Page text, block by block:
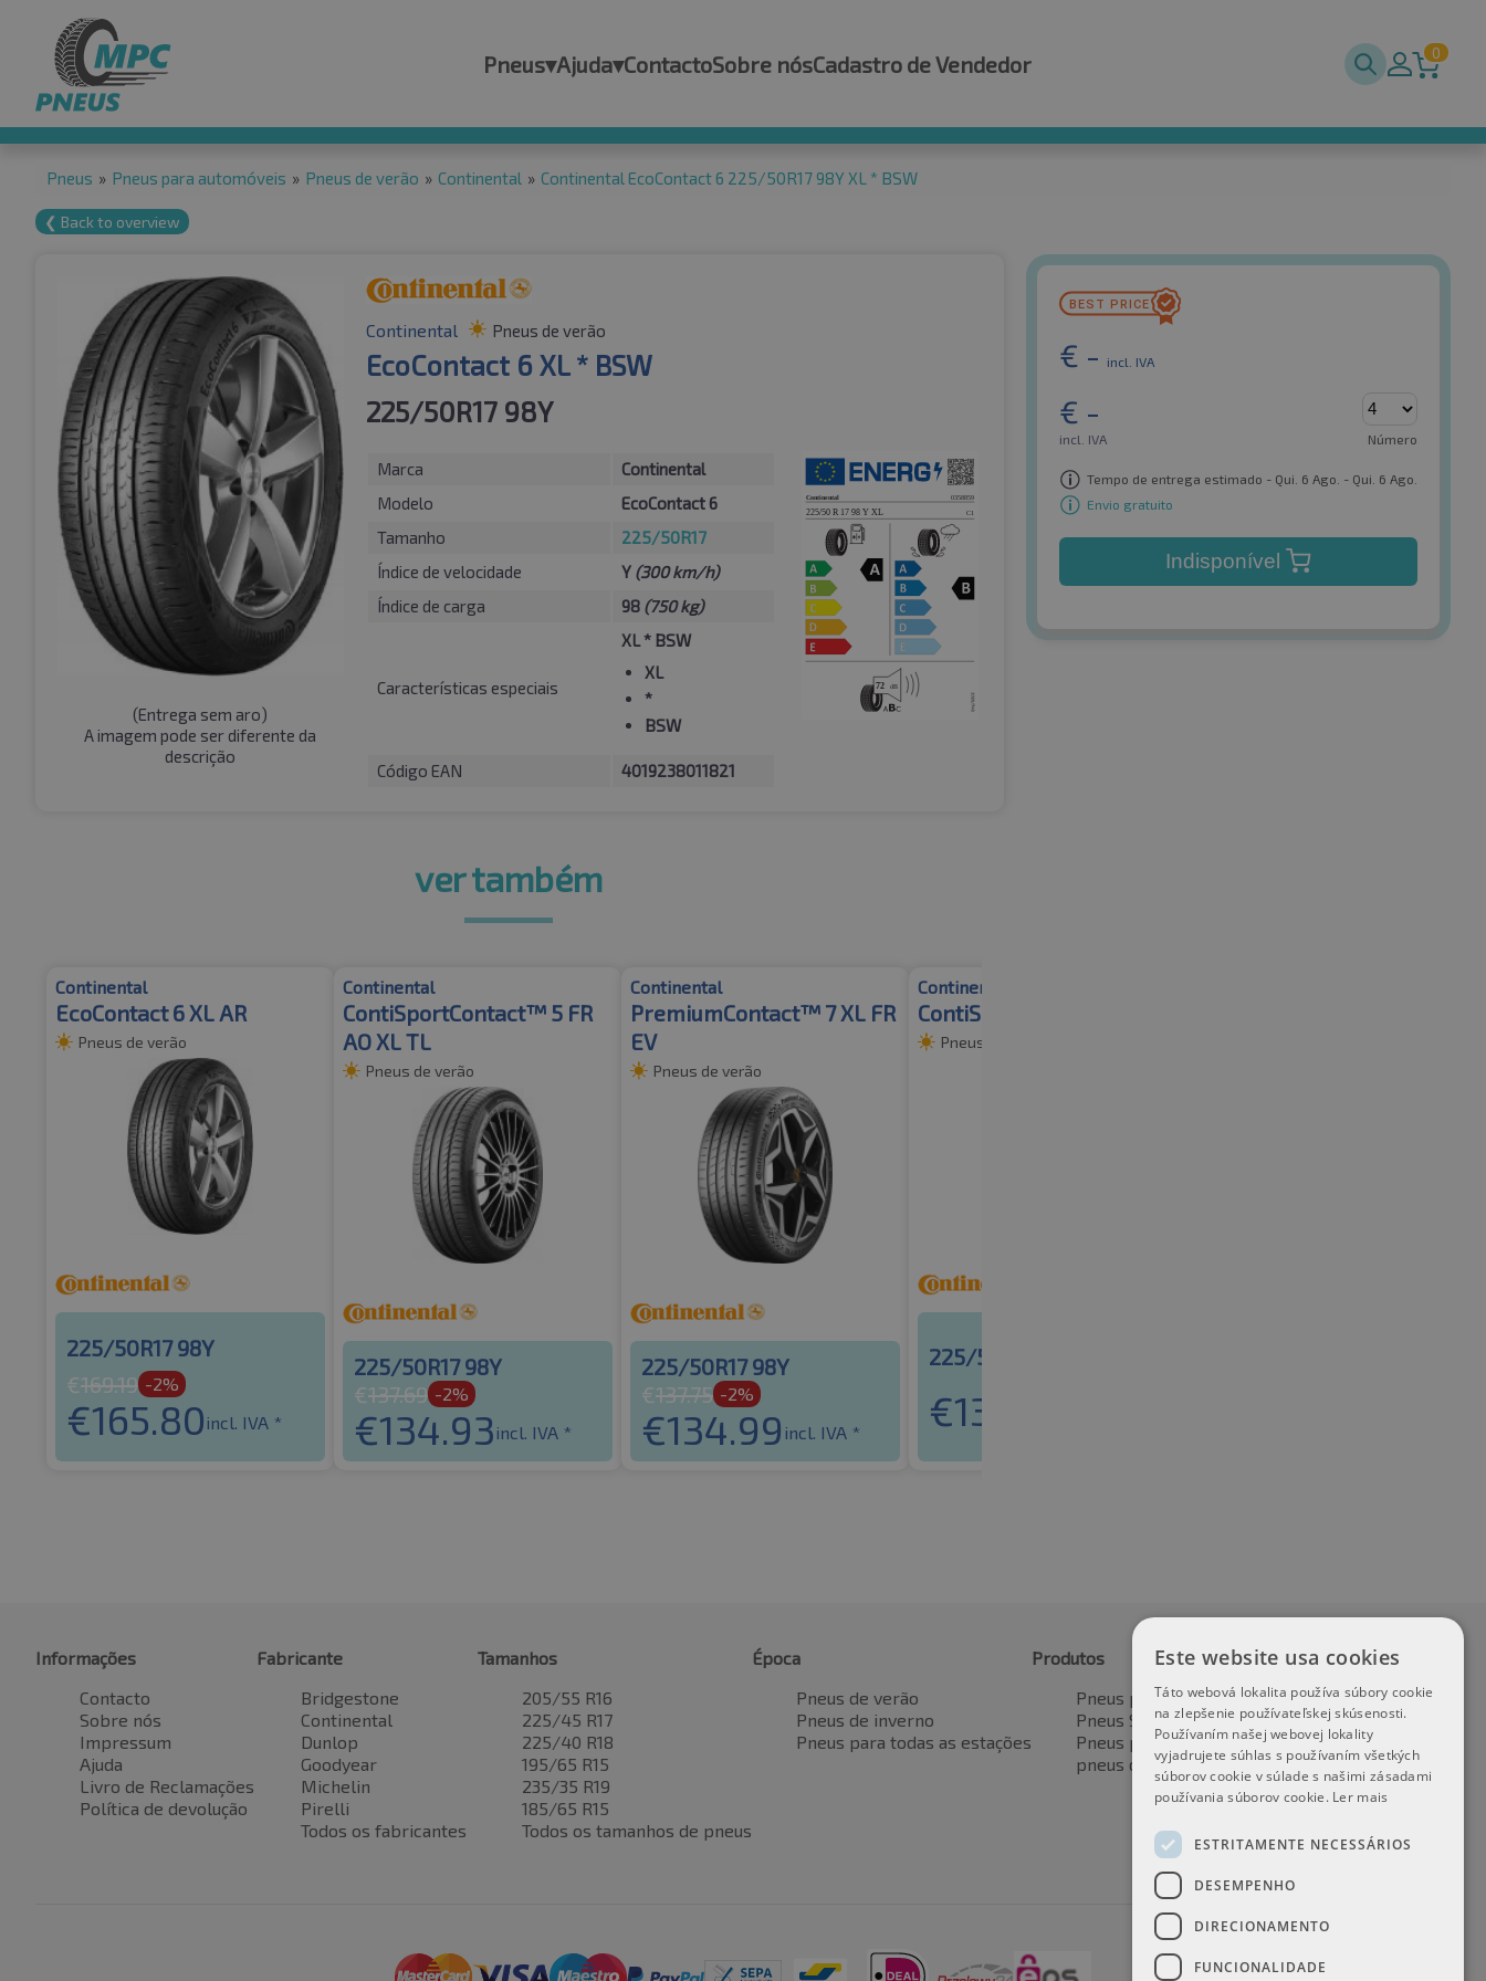
Pneus▾Ajuda▾ContactoSobre nósCadastro de Vendedor 0
Pneus » Pneus para automóveis » Pneus de verão » Continental » Continental EcoContact 6 225/50R17 98Y XL * BSW
❮ Back to overview
(Entrega sem aro)
A imagem pode ser diferente da
descrição
Continental Pneus de verão
EcoContact 6 XL * BSW
225/50R17 98Y
Marca
Continental
Modelo
EcoContact 6
Tamanho
225/50R17
Índice de velocidade
Y (300 km/h)
Índice de carga
98 (750 kg)
Características especiais
XL * BSW
XL
*
BSW
Código EAN 4019238011821
€ - incl. IVA
€ -
incl. IVA Número
Tempo de entrega estimado - Qui. 6 Ago. - Qui. 6 Ago.
Envio gratuito
Indisponível
ver também
Continental
EcoContact 6 XL AR
Pneus de verão
225/50R17 98Y
€169.19 -2%
€165.80 incl. IVA *
Continental
ContiSportContact™ 5 FR
AO XL TL
Pneus de verão
225/50R17 98Y
€137.69 -2%
€134.93 incl. IVA *
Continental
PremiumContact™ 7 XL FR
EV
Pneus de verão
225/50R17 98Y
€137.75 -2%
€134.99 incl. IVA *
Continental
ContiSportContact™ 5 MO
Pneus de verão
225/50R17 94W
€130.08
Informações
Contacto
Sobre nós
Impressum
Ajuda
Livro de Reclamações
Política de devolução
Fabricante
Bridgestone
Continental
Dunlop
Goodyear
Michelin
Pirelli
Todos os fabricantes
Tamanhos
205/55 R16
225/45 R17
225/40 R18
195/65 R15
235/35 R19
185/65 R15
Todos os tamanhos de pneus
Época
Pneus de verão
Pneus de inverno
Pneus para todas as estações
Produtos
Pneus para automóveis
Pneus SUV / 4x4
Pneus para veículos de transporte
pneus de motocicleta
Este website usa cookies
Táto webová lokalita používa súbory cookie
na zlepšenie používateľskej skúsenosti.
Používaním našej webovej lokality
vyjadrujete súhlas s používaním všetkých
súborov cookie v súlade s našimi zásadami
používania súborov cookie. Ler mais
ESTRITAMENTE NECESSÁRIOS
DESEMPENHO
DIRECIONAMENTO
FUNCIONALIDADE